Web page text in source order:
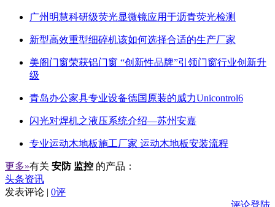
广州明慧科研级荧光显微镜应用于沥青荧光检测
新型高效重型细碎机该如何选择合适的生产厂家
美阁门窗荣获铝门窗 “创新性品牌”引领门窗行业创新升
级
青岛办公家具专业设备德国原装的威力Unicontrol6
闪光对焊机之液压系统介绍—苏州安嘉
专业运动木地板施工厂家 运动木地板安装流程
更多»有关 安防 监控 的产品：
头条资讯
发表评论 | 0评
评论登陆